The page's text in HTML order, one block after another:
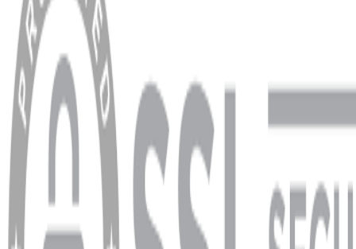
Hesabım
Sipariş Sorgulama
Banka Hesap Bilgileri
YARDIM VE DESTEK
Ödeme ve Teslimat Şartları
Garanti ve İade Şartları
info@dukkanhifi.com
0850 441 40 44
info@dukkanhifi.com 0850 441 40 44
Çalışma Saatleri: Pazartesi - Cuma 09:30 - 19:30, Cumartesi 10:00 - 18:00